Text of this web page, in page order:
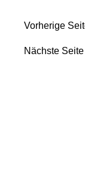
Vorherige
Nächste Seite